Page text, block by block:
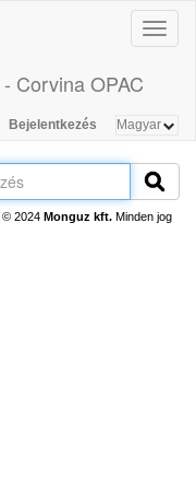
Corvina OPAC
Bejelentkezés
2024 Monguz kft.Minden jog